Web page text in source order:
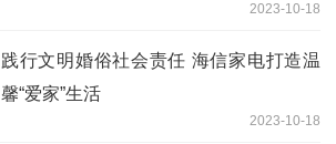
2023-10-18
践行文明婚俗社会责任 海信家电打造温
馨“爱家”生活
2023-10-18